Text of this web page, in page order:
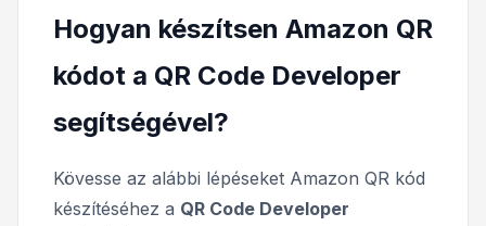
Hogyan készítsen Amazon QR
kódot a QR Code Developer
segítségével?
Kövesse az alábbi lépéseket Amazon QR kód
készítéséhez a QR Code Developer